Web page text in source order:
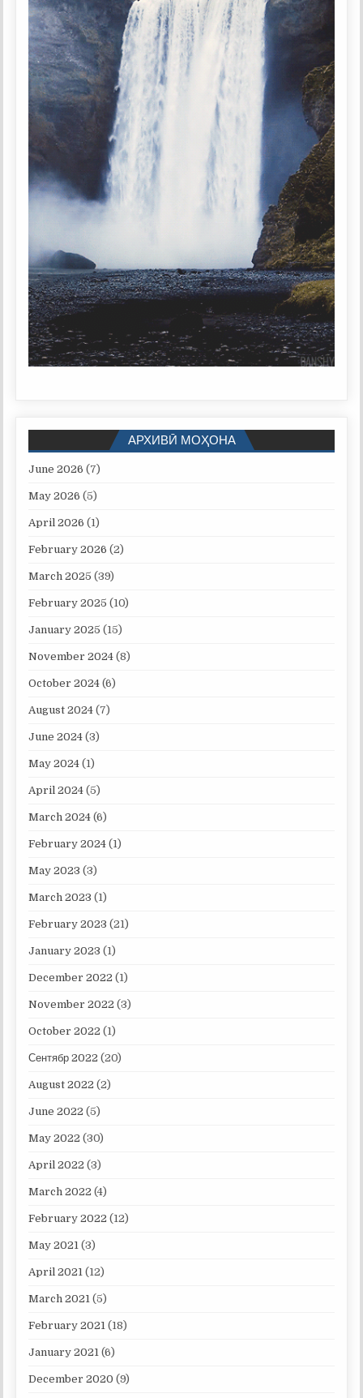
АРХИВӢ МОҲОНА
June 2026 (7)
May 2026 (5)
April 2026 (1)
February 2026 (2)
March 2025 (39)
February 2025 (10)
January 2025 (15)
November 2024 (8)
October 2024 (6)
August 2024 (7)
June 2024 (3)
May 2024 (1)
April 2024 (5)
March 2024 (6)
February 2024 (1)
May 2023 (3)
March 2023 (1)
February 2023 (21)
January 2023 (1)
December 2022 (1)
November 2022 (3)
October 2022 (1)
Сентябр 2022 (20)
August 2022 (2)
June 2022 (5)
May 2022 (30)
April 2022 (3)
March 2022 (4)
February 2022 (12)
May 2021 (3)
April 2021 (12)
March 2021 (5)
February 2021 (18)
January 2021 (6)
December 2020 (9)